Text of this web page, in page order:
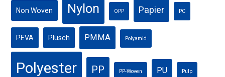
Non Woven Nylon OPP Papier PC
PEVA Plüsch PMMA Polyamid
Polyester PP PP-Woven PU Pulp